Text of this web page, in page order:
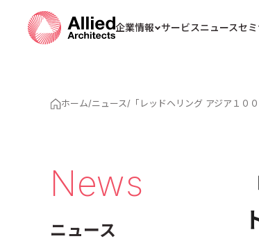
企業情報 サービスニュースセ
ホーム/ニュース/ 「レッドヘリング アジア１０
News
ニュース